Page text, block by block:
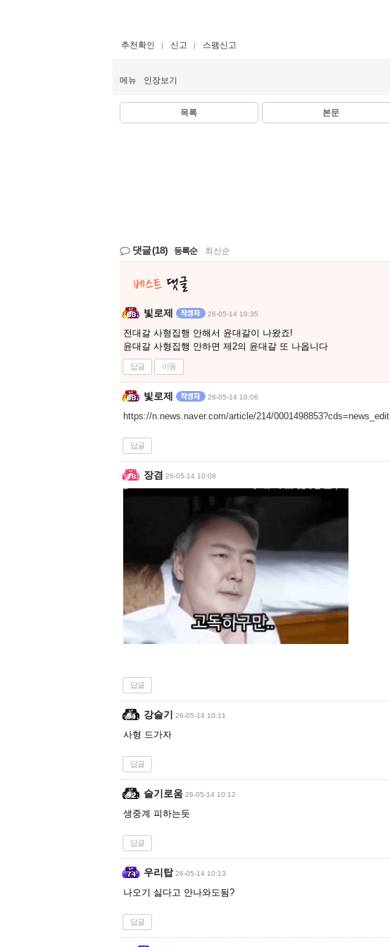
추천확인 신고 스팸신고
메뉴 인장보기
목록 본문
댓글(18) 등록순 최신순
빛로제 26-05-14 10:35
전대갈 사형집행 안해서 윤대갈이 나왔죠!
윤대갈 사형집행 안하면 제2의 윤대갈 또 나옵니다
답글 이동
빛로제 26-05-14 10:06
https://n.news.naver.com/article/214/0001498853?cds=news_edit
답글
장겸 26-05-14 10:08
답글
강슬기 26-05-14 10:11
사형 드가자
답글
슬기로움 26-05-14 10:12
생중계 피하는듯
답글
우리탑 26-05-14 10:13
나오기 싫다고 안나와도됨?
답글